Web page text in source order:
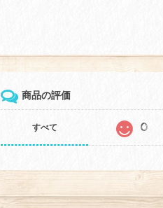
商品の評価
すべて 0